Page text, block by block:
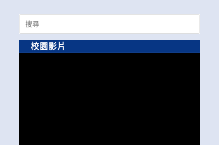
Search
for:
校園影片